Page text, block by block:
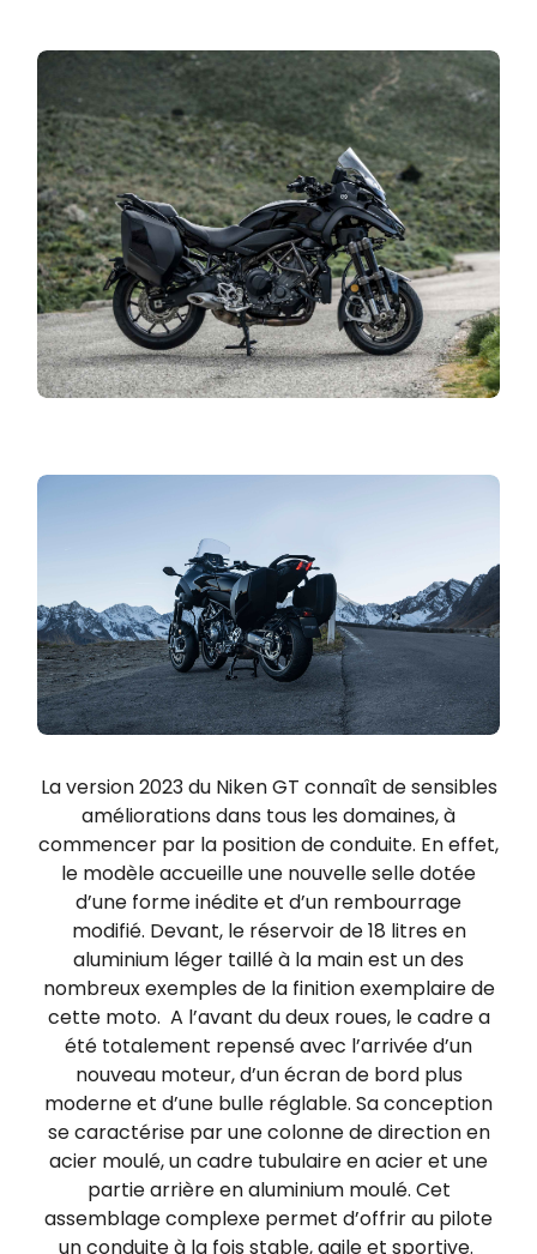
La version 2023 du Niken GT connaît de sensibles
améliorations dans tous les domaines, à
commencer par la position de conduite. En effet,
le modèle accueille une nouvelle selle dotée
d’une forme inédite et d’un rembourrage
modifié. Devant, le réservoir de 18 litres en
aluminium léger taillé à la main est un des
nombreux exemples de la finition exemplaire de
cette moto. A l’avant du deux roues, le cadre a
été totalement repensé avec l’arrivée d’un
nouveau moteur, d’un écran de bord plus
moderne et d’une bulle réglable. Sa conception
se caractérise par une colonne de direction en
acier moulé, un cadre tubulaire en acier et une
partie arrière en aluminium moulé. Cet
assemblage complexe permet d’offrir au pilote
un conduite à la fois stable, agile et sportive.